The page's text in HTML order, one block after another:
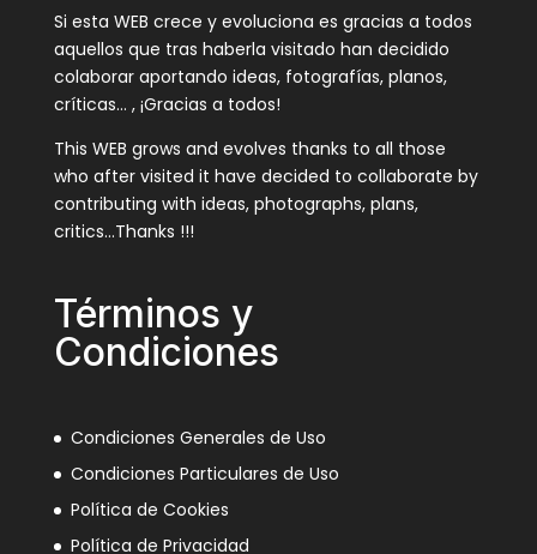
Si esta WEB crece y evoluciona es gracias a todos
aquellos que tras haberla visitado han decidido
colaborar aportando ideas, fotografías, planos,
críticas… , ¡Gracias a todos!
This WEB grows and evolves thanks to all those
who after visited it have decided to collaborate by
contributing with ideas, photographs, plans,
critics…Thanks !!!
Términos y
Condiciones
Condiciones Generales de Uso
Condiciones Particulares de Uso
Política de Cookies
Política de Privacidad